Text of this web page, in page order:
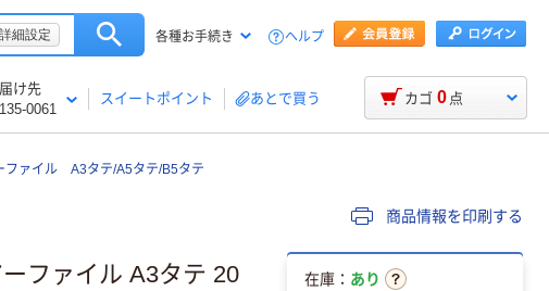
詳細設定 各種お手続き ヘルプ
け先
0061
スイートポイント あとで買う カゴ 0 点
ァイル A3タテ/A5タテ/B5タテ
商品情報を印刷する
ファイル A3タテ 20
在庫： あり